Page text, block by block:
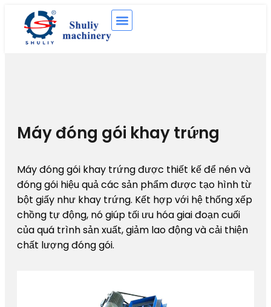
Máy đóng gói khay trứng
Máy đóng gói khay trứng được thiết kế để nén và
đóng gói hiệu quả các sản phẩm được tạo hình từ
bột giấy như khay trứng. Kết hợp với hệ thống xếp
chồng tự động, nó giúp tối ưu hóa giai đoạn cuối
của quá trình sản xuất, giảm lao động và cải thiện
chất lượng đóng gói.